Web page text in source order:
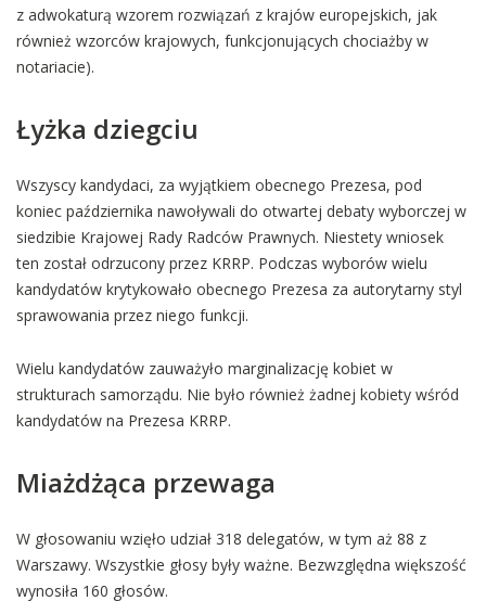
z adwokaturą wzorem rozwiązań z krajów europejskich, jak
również wzorców krajowych, funkcjonujących chociażby w
notariacie).
Łyżka dziegciu
Wszyscy kandydaci, za wyjątkiem obecnego Prezesa, pod
koniec października nawoływali do otwartej debaty wyborczej w
siedzibie Krajowej Rady Radców Prawnych. Niestety wniosek
ten został odrzucony przez KRRP. Podczas wyborów wielu
kandydatów krytykowało obecnego Prezesa za autorytarny styl
sprawowania przez niego funkcji.
Wielu kandydatów zauważyło marginalizację kobiet w
strukturach samorządu. Nie było również żadnej kobiety wśród
kandydatów na Prezesa KRRP.
Miażdżąca przewaga
W głosowaniu wzięło udział 318 delegatów, w tym aż 88 z
Warszawy. Wszystkie głosy były ważne. Bezwzględna większość
wynosiła 160 głosów.